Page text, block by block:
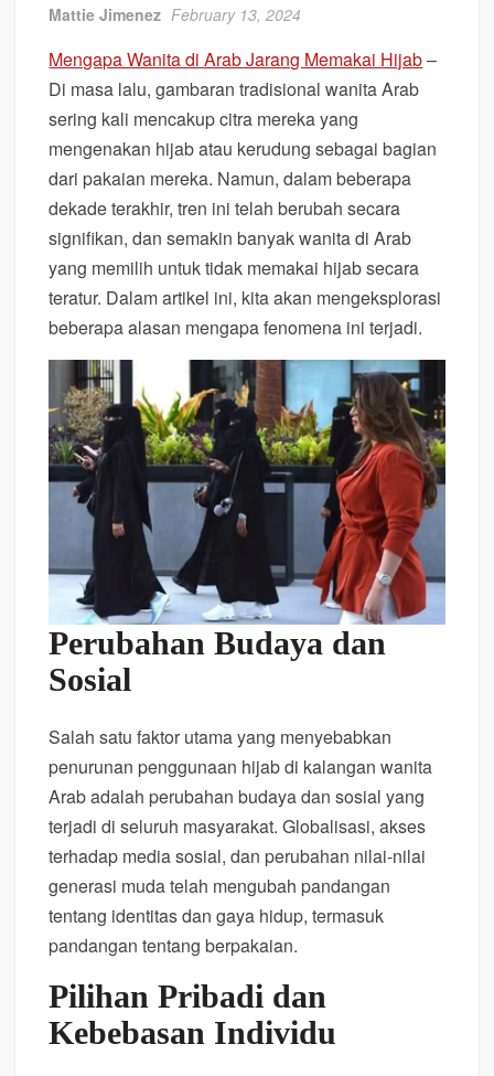
Mattie Jimenez February 13, 2024
Mengapa Wanita di Arab Jarang Memakai Hijab–
Di masa lalu, gambaran tradisional wanita Arab
sering kali mencakup citra mereka yang
mengenakan hijab atau kerudung sebagai bagian
dari pakaian mereka. Namun, dalam beberapa
dekade terakhir, tren ini telah berubah secara
signifikan, dan semakin banyak wanita di Arab
yang memilih untuk tidak memakai hijab secara
teratur. Dalam artikel ini, kita akan mengeksplorasi
beberapa alasan mengapa fenomena ini terjadi.
Perubahan Budaya dan
Sosial
Salah satu faktor utama yang menyebabkan
penurunan penggunaan hijab di kalangan wanita
Arab adalah perubahan budaya dan sosial yang
terjadi di seluruh masyarakat. Globalisasi, akses
terhadap media sosial, dan perubahan nilai-nilai
generasi muda telah mengubah pandangan
tentang identitas dan gaya hidup, termasuk
pandangan tentang berpakaian.
Pilihan Pribadi dan
Kebebasan Individu